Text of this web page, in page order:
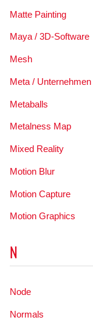
Matte Painting
Maya / 3D-Software
Mesh
Meta / Unternehmen
Metaballs
Metalness Map
Mixed Reality
Motion Blur
Motion Capture
Motion Graphics
N
Node
Normals